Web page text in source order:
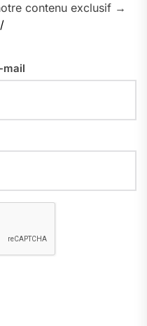
contenu exclusif →
mail